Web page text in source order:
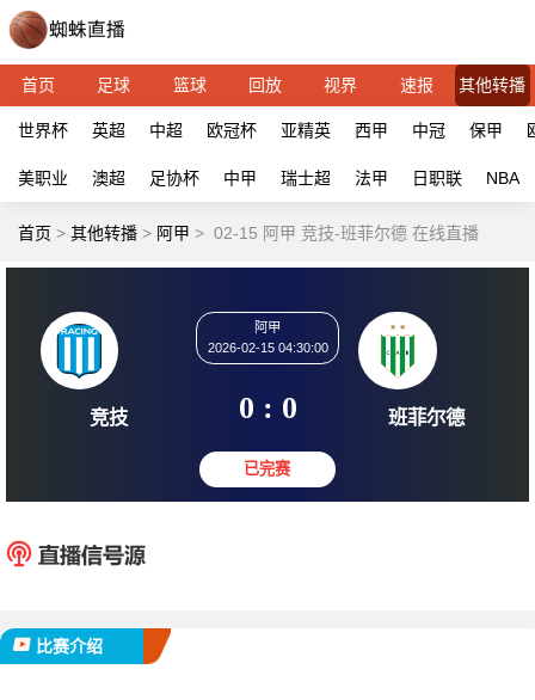
首页 足球 篮球 回放 视界 速报 其他转播
世界杯 英超 中超 欧冠杯 亚精英 西甲 中冠 保甲
美职业 澳超 足协杯 中甲 瑞士超 法甲 日职联 NBA
首页 > 其他转播 > 阿甲 > 02-15 阿甲 竞技-班菲尔德 在线直播
竞技
2026-02-15 04:30:00
0 : 0 班菲
比赛介绍